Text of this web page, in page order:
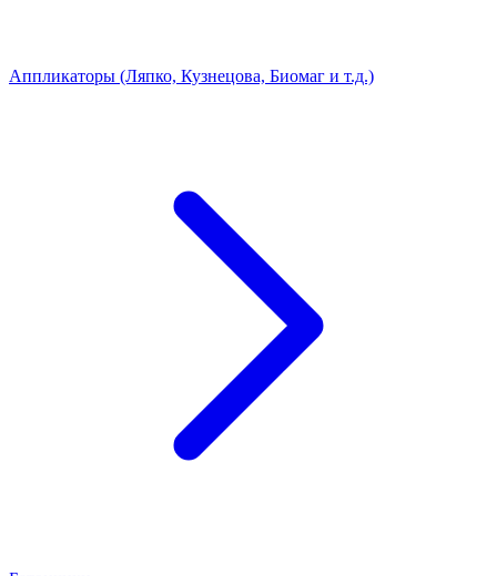
Аппликаторы (Ляпко, Кузнецова, Биомаг и т.д.)